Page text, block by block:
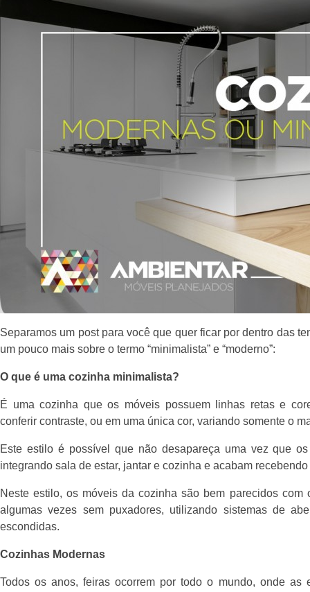
Separamos um post para você que quer ficar por dentro das
um pouco mais sobre o termo “minimalista” e “moderno”:
O que é uma cozinha minimalista?
É uma cozinha que os móveis possuem linhas retas e
conferir contraste, ou em uma única cor, variando somente o
Este estilo é possível que não desapareça uma vez que
integrando sala de estar, jantar e cozinha e acabam
Neste estilo, os móveis da cozinha são bem parecidos
algumas vezes sem puxadores, utilizando sistemas de
escondidas.
Cozinhas Modernas
Todos os anos, feiras ocorrem por todo o mundo, onde as